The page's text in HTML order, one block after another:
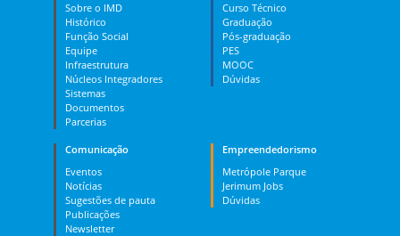
Sobre o IMD
Histórico
Função Social
Equipe
Infraestrutura
Núcleos Integradores
Sistemas
Documentos
Parcerias
Curso Técnico
Graduação
Pós-graduação
PES
MOOC
Dúvidas
Comunicação
Eventos
Notícias
Sugestões de pauta
Publicações
Newsletter
Empreendedorismo
Metrópole Parque
Jerimum Jobs
Dúvidas